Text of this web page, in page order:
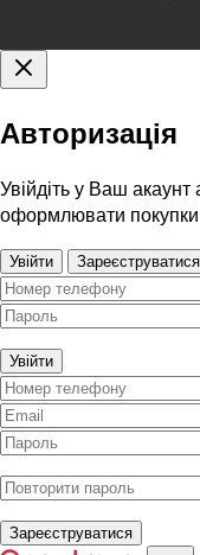
Авторизація
Увійдіть у Ваш
оформлювати покупки
Увійти Зареєструватися
Увійти
Зареєструватися